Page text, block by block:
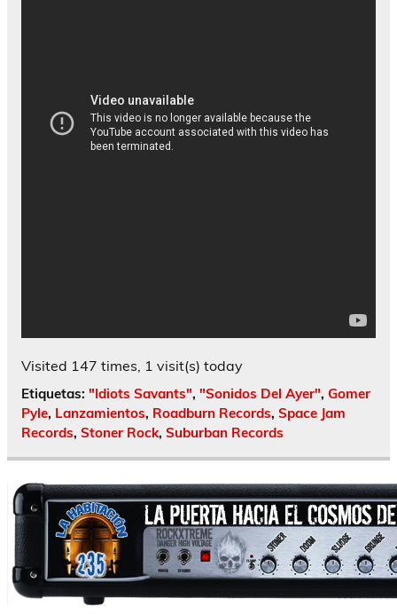
Visited 147 times, 1 visit(s) today
Etiquetas: "Idiots Savants", "Sonidos Del Ayer", Gomer
Pyle, Lanzamientos, Roadburn Records, Space Jam
Records, Stoner Rock, Suburban Records